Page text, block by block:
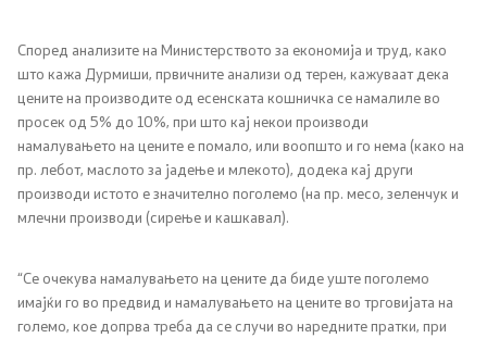
Според анализите на Министерството за економија и труд, како
што кажа Дурмиши, првичните анализи од терен, кажуваат дека
цените на производите од есенската кошничка се намалиле во
просек од 5% до 10%, при што кај некои производи
намалувањето на цените е помало, или воопшто и го нема (како на
пр. лебот, маслото за јадење и млекото), додека кај други
производи истото е значително поголемо (на пр. месо, зеленчук и
млечни производи (сирење и кашкавал).
“Се очекува намалувањето на цените да биде уште поголемо
имајќи го во предвид и намалувањето на цените во трговијата на
големо, кое допрва треба да се случи во наредните пратки, при